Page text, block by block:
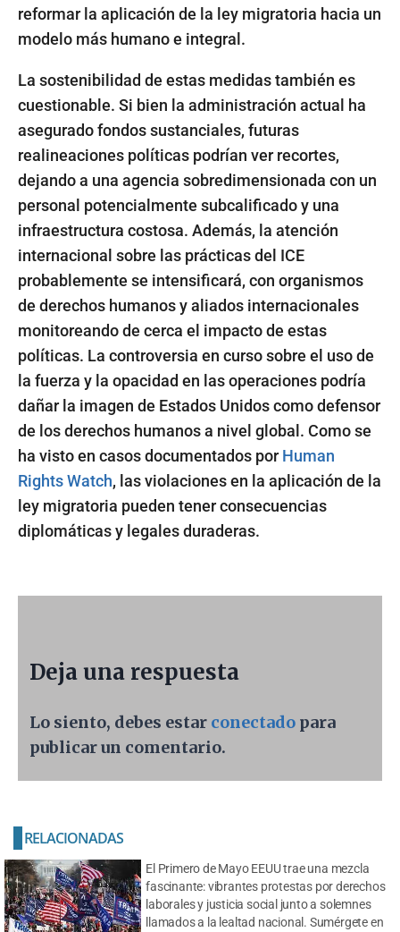
reformar la aplicación de la ley migratoria hacia un
modelo más humano e integral.
La sostenibilidad de estas medidas también es
cuestionable. Si bien la administración actual ha
asegurado fondos sustanciales, futuras
realineaciones políticas podrían ver recortes,
dejando a una agencia sobredimensionada con un
personal potencialmente subcalificado y una
infraestructura costosa. Además, la atención
internacional sobre las prácticas del ICE
probablemente se intensificará, con organismos
de derechos humanos y aliados internacionales
monitoreando de cerca el impacto de estas
políticas. La controversia en curso sobre el uso de
la fuerza y la opacidad en las operaciones podría
dañar la imagen de Estados Unidos como defensor
de los derechos humanos a nivel global. Como se
ha visto en casos documentados porHuman
Rights Watch, las violaciones en la aplicación de la
ley migratoria pueden tener consecuencias
diplomáticas y legales duraderas.
Deja una respuesta
Lo siento, debes estar conectado para
publicar un comentario.
El Primero de Mayo EEUU trae una mezcla
fascinante: vibrantes protestas por derechos
laborales y justicia social junto a solemnes
llamados a la lealtad nacional. Sumérgete en
RELACIONADAS